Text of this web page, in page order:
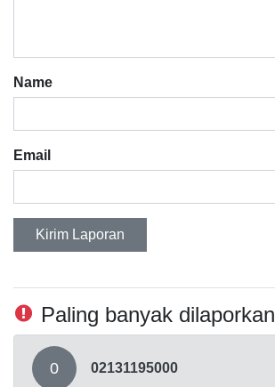
Name
Email
Kirim Laporan
Paling banyak dilaporkan
0 02131195000